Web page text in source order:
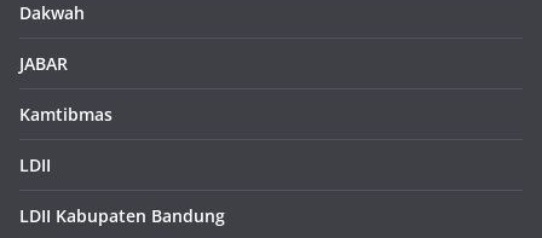
Dakwah
JABAR
Kamtibmas
LDII
LDII Kabupaten Bandung